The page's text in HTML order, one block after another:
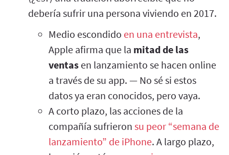
debería sufrir una persona viviendo en 2017.
Medio escondido en una entrevista,
Apple afirma que la mitad de las
ventas en lanzamiento se hacen online
a través de su app. — No sé si estos
datos ya eran conocidos, pero vaya.
A corto plazo, las acciones de la
compañía sufrieron su peor “semana de
lanzamiento” de iPhone. A largo plazo,